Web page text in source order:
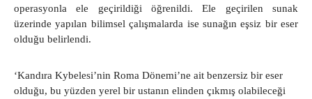
operasyonla ele geçirildiği öğrenildi. Ele geçirilen sunak
üzerinde yapılan bilimsel çalışmalarda ise sunağın eşsiz bir eser
olduğu belirlendi.
‘Kandıra Kybelesi’nin Roma Dönemi’ne ait benzersiz bir eser
olduğu, bu yüzden yerel bir ustanın elinden çıkmış olabileceği